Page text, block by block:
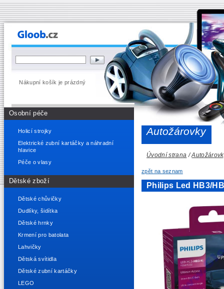
Nákupní košík je prázdný
Osobní péče
Holicí strojky
Elektrické zubní kartáčky a náhradní
hlavice
Péče o vlasy
Dětské zboží
Dětské chůvičky
Dudlíky, šidítka
Dětské hrnky
Krmení pro batolata
Lahvičky
Dětská svítidla
Dětské zubní kartáčky
LEGO
Autožárovky
Úvodní strana /
zpět na seznam
Philips Led HB3/